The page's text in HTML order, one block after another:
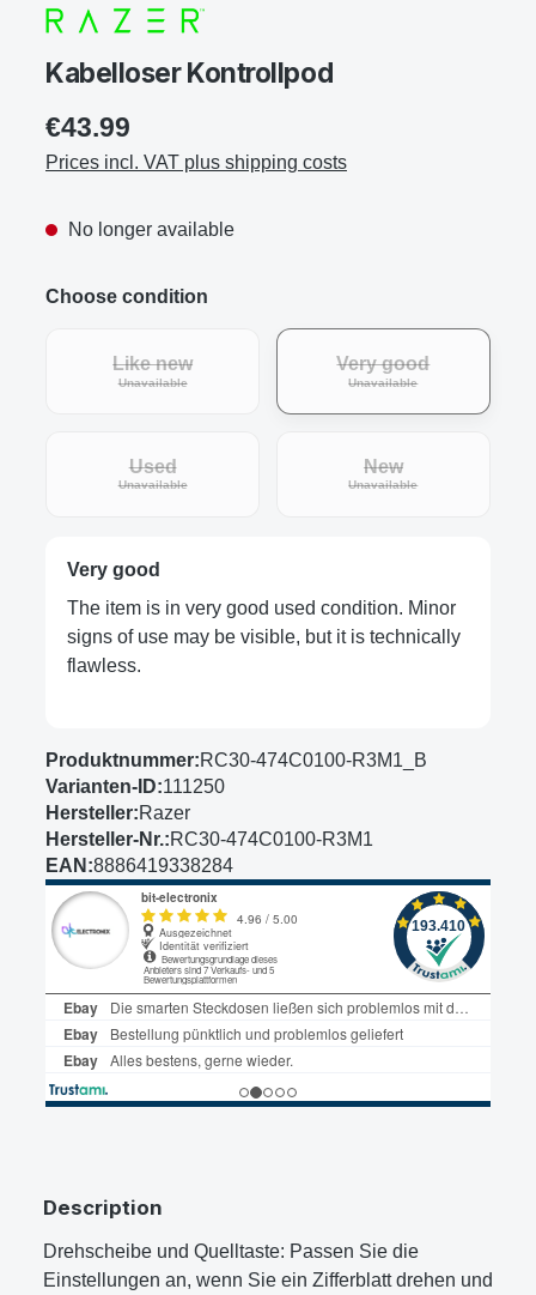
Kabelloser Kontrollpod
€43.99
Prices incl. VAT plus shipping costs
No longer available
Choose condition
Like new
Unavailable(This option is currently unavailable.)
Very good
Unavailable(This option is
Used
Unavailable(This option is currently unavailable.)
New
Unavailable(This option is
Very good
The item is in very good used condition. Minor
signs of use may be visible, but it is technically
flawless.
Produktnummer:RC30-474C0100-R3M1_B
Varianten-ID:111250
Hersteller:Razer
Hersteller-Nr.:RC30-474C0100-R3M1
EAN:8886419338284
Description
Drehscheibe und Quelltaste: Passen Sie die
Einstellungen an, wenn Sie ein Zifferblatt drehen und